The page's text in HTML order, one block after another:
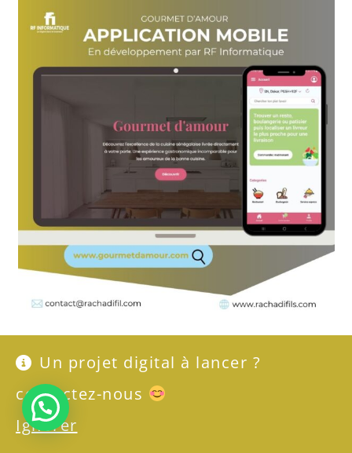
Un projet digital à lancer ?
contactez-nous
Ignorer